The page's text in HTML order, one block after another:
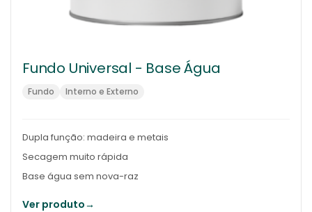
Fundo Universal - Base Água
Fundo Interno e Externo
Dupla função: madeira e metais
Secagem muito rápida
Base água sem nova-raz
Ver produto→